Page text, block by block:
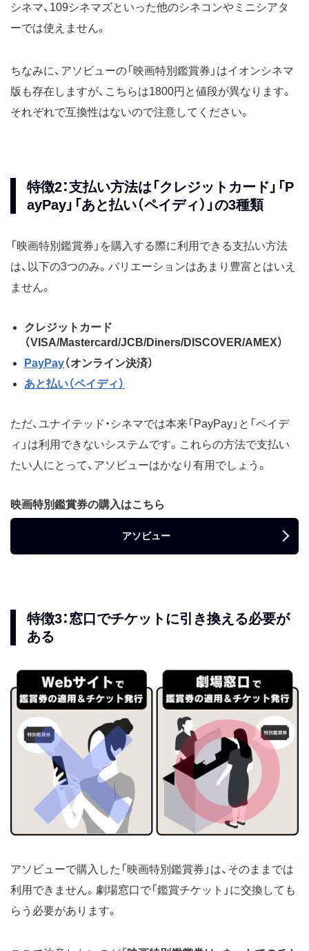
シネマ、109シネマズといった他のシネコンやミニシアタ
ーでは使えません。
ちなみに、アソビューの「映画特別鑑賞券」はイオンシネマ
版も存在しますが、こちらは1800円と値段が異なります。
それぞれで互換性はないので注意してください。
特徴2：支払い方法は「クレジットカード」「P
ayPay」「あと払い（ペイディ）」の3種類
「映画特別鑑賞券」を購入する際に利用できる支払い方法
は、以下の3つのみ。バリエーションはあまり豊富とはいえ
ません。
クレジットカード
（VISA/Mastercard/JCB/Diners/DISCOVER/AMEX）
PayPay（オンライン決済）
あと払い（ペイディ）
ただ、ユナイテッド・シネマでは本来「PayPay」と「ペイデ
ィ」は利用できないシステムです。これらの方法で支払い
たい人にとって、アソビューはかなり有用でしょう。
映画特別鑑賞券の購入はこちら
アソビュー
特徴3：窓口でチケットに引き換える必要が
ある
アソビューで購入した「映画特別鑑賞券」は、そのままでは
利用できません。劇場窓口で「鑑賞チケット」に交換しても
らう必要があります。